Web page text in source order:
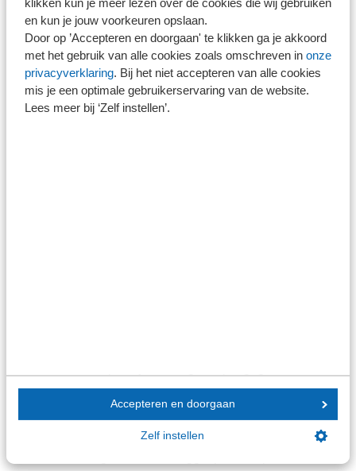
en kun je jouw voorkeuren opslaan.
Door op ’Accepteren en doorgaan' te klikken ga je akkoord
met het gebruik van alle cookies zoals omschreven in onze
privacyverklaring. Bij het niet accepteren van alle cookies
mis je een optimale gebruikerservaring van de website.
Lees meer bij ‘Zelf instellen’.
Accepteren en doorgaan
Zelf instellen
Mkb-toets en regeldruk
Minister Kaag zegde de Tweede Kamer ook toe om de
door SRA gewenste mkb-toets op het wetsvoorstel te
bijvoorbeeld de werkbaarheid, uitvoerbaarheid,
proportionaliteit, knelpunten en mogelijk alternatieven
van maatregelen uit het wetsvoorstel. Daarnaast zullen